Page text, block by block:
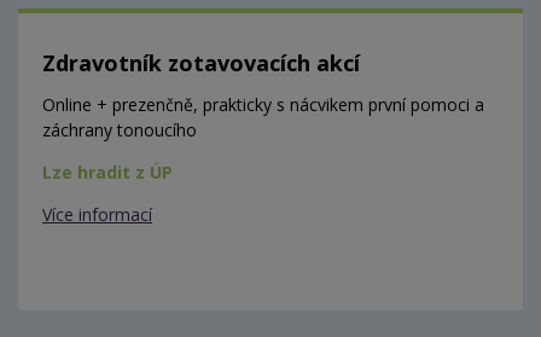
Zdravotník zotavovacích akcí
Online + prezenčně, prakticky s nácvikem první pomoci a
záchrany tonoucího
Lze hradit z ÚP
Více informací